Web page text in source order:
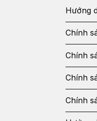
Hướng
Chính
Chính
Chính
Chính